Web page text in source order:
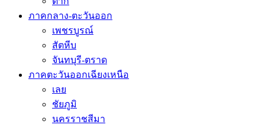
ภาคกลาง-ตะวันออก
เพชรบูรณ์
สัตหีบ
จันทบุรี-ตราด
ภาคตะวันออกเฉียงเหนือ
เลย
ชัยภูมิ
นครราชสีมา